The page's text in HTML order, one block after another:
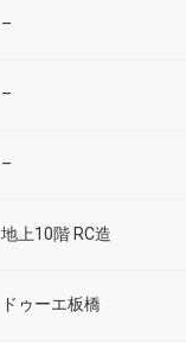
–
–
–
地上10階 RC造
ドゥーエ板橋